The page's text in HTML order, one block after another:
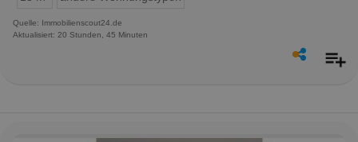
Quelle: Immobilienscout24.de
Aktualisiert: 20 Stunden, 45 Minuten